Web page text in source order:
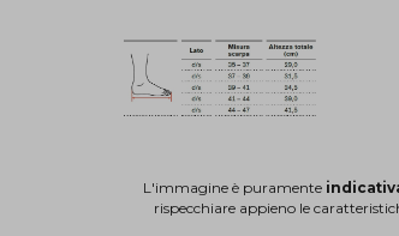
L'immagine è puramente
rispecchiare appieno le